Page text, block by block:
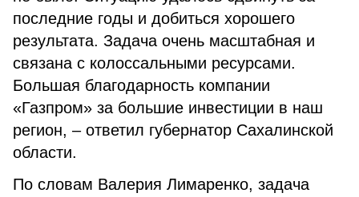
последние годы и добиться хорошего
результата. Задача очень масштабная и
связана с колоссальными ресурсами.
Большая благодарность компании
«Газпром» за большие инвестиции в наш
регион, – ответил губернатор Сахалинской
области.
По словам Валерия Лимаренко, задача